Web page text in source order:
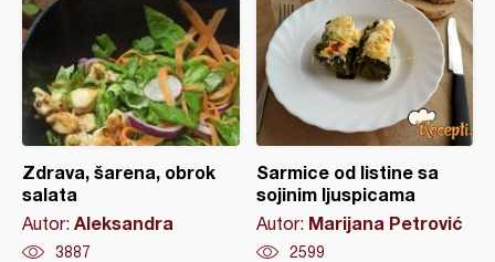
Zdrava, šarena, obrok
salata
Autor: Aleksandra
3887
Sarmice od listine sa
sojinim ljuspicama
Autor: Marijana Petrović
2599